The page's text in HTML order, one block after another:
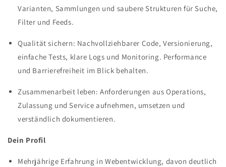
Varianten, Sammlungen und saubere Strukturen für Suche,
Filter und Feeds.
Qualität sichern: Nachvollziehbarer Code, Versionierung,
einfache Tests, klare Logs und Monitoring. Performance
und Barrierefreiheit im Blick behalten.
Zusammenarbeit leben: Anforderungen aus Operations,
Zulassung und Service aufnehmen, umsetzen und
verständlich dokumentieren.
Dein Profil
Mehrjährige Erfahrung in Webentwicklung, davon deutlich